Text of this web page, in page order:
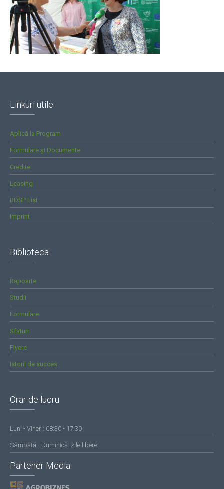
Linkuri utile
Aplică la Program
Formulare și Documente
Credite
Leasing
BDSP List
Imprint
Biblioteca
Rapoarte
Studii
Formulare
Sfaturi
Flyere
Istorii de succes
Orar de lucru
Luni - VIneri: 08:30 - 17:30
Sâmbătă - Duminică: zile libere
Partener Media